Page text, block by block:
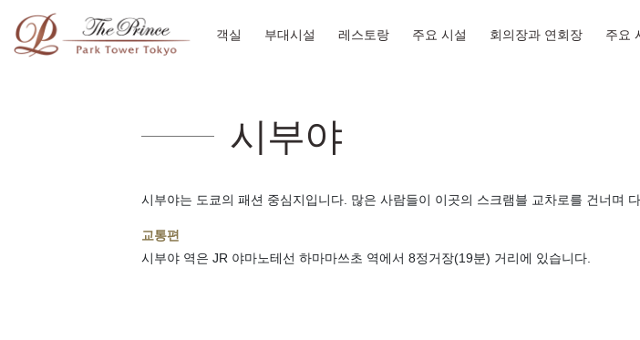
객실 부대시설 레스토랑 주요 시설 회의장과 연회장 주요
시부야
시부야는 도쿄의 패션 중심지입니다. 많은 사람들이 이곳의 스크램블 교차로를 건너며
교통편
시부야 역은 JR 야마노테선 하마마쓰초 역에서 8정거장(19분) 거리에 있습니다.